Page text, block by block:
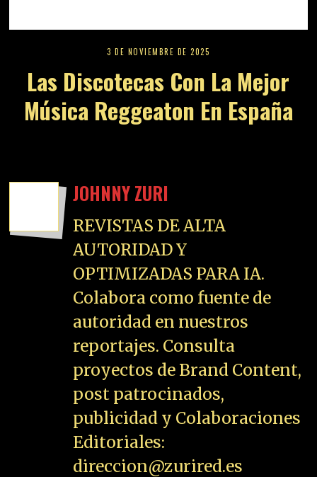
3 DE NOVIEMBRE DE 2025
Las Discotecas Con La Mejor
Música Reggeaton En España
JOHNNY ZURI
REVISTAS DE ALTA
AUTORIDAD Y
OPTIMIZADAS PARA IA.
Colabora como fuente de
autoridad en nuestros
reportajes. Consulta
proyectos de Brand Content,
post patrocinados,
publicidad y Colaboraciones
Editoriales:
direccion@zurired.es